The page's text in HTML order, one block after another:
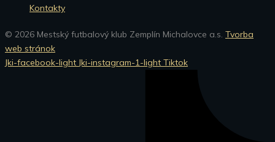
Kontakty
© 2026 Mestský futbalový klub Zemplín Michalovce a.s. Tvorba
web stránok
Jki-facebook-light Jki-instagram-1-light Tiktok